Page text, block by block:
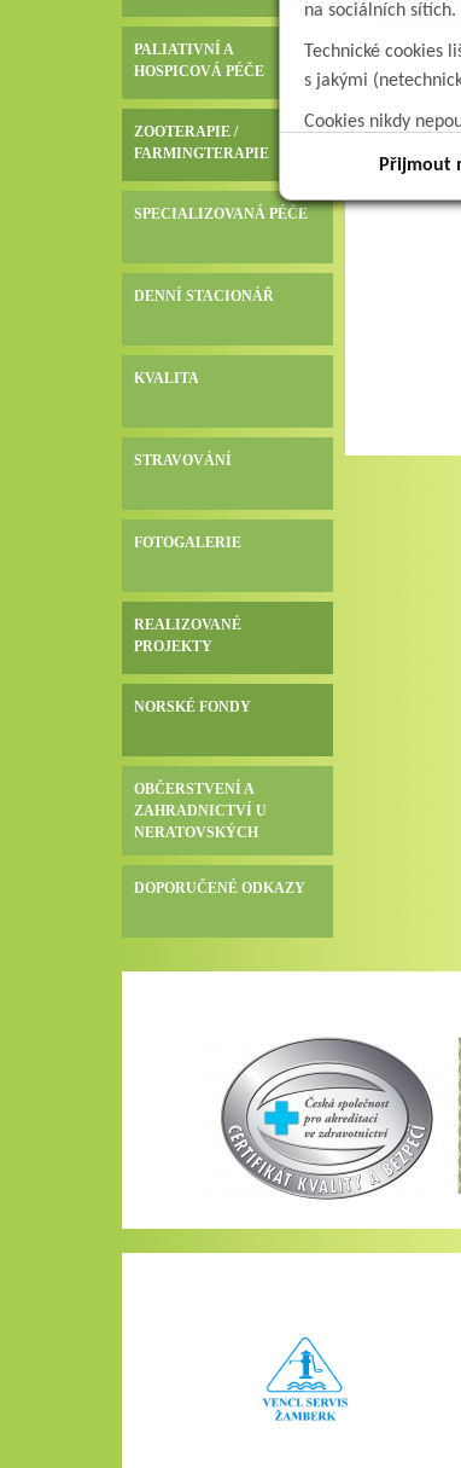
PALIATIVNÍ A
HOSPICOVÁ PÉČE
ZOOTERAPIE /
FARMINGTERAPIE
SPECIALIZOVANÁ PÉČE
DENNÍ STACIONÁŘ
KVALITA
STRAVOVÁNÍ
FOTOGALERIE
REALIZOVANÉ
PROJEKTY
NORSKÉ FONDY
OBČERSTVENÍ A
ZAHRADNICTVÍ U
NERATOVSKÝCH
DOPORUČENÉ ODKAZY
na sociálních sítích.
Technické cookies
s jakými
Cookies nikdy
Přijmout